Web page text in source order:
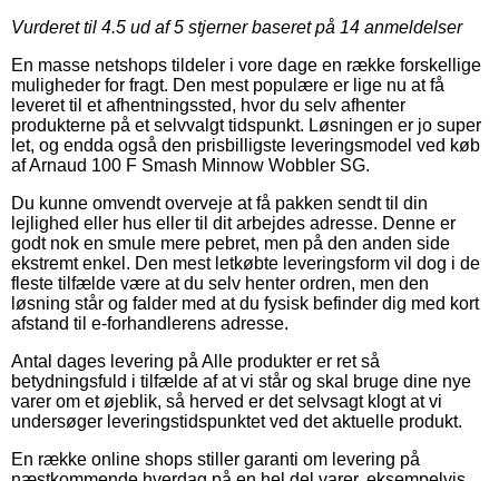
Vurderet til 4.5 ud af 5 stjerner baseret på 14 anmeldelser
En masse netshops tildeler i vore dage en række forskellige
muligheder for fragt. Den mest populære er lige nu at få
leveret til et afhentningssted, hvor du selv afhenter
produkterne på et selvvalgt tidspunkt. Løsningen er jo super
let, og endda også den prisbilligste leveringsmodel ved køb
af Arnaud 100 F Smash Minnow Wobbler SG.
Du kunne omvendt overveje at få pakken sendt til din
lejlighed eller hus eller til dit arbejdes adresse. Denne er
godt nok en smule mere pebret, men på den anden side
ekstremt enkel. Den mest letkøbte leveringsform vil dog i de
fleste tilfælde være at du selv henter ordren, men den
løsning står og falder med at du fysisk befinder dig med kort
afstand til e-forhandlerens adresse.
Antal dages levering på Alle produkter er ret så
betydningsfuld i tilfælde af at vi står og skal bruge dine nye
varer om et øjeblik, så herved er det selvsagt klogt at vi
undersøger leveringstidspunktet ved det aktuelle produkt.
En række online shops stiller garanti om levering på